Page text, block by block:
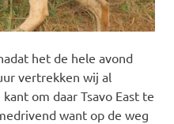
het de hele avond
vertrekken wij al
om daar Tsavo East te
want op de weg